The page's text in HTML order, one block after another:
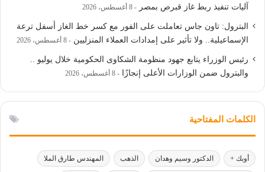
آليات تنفيذ ربط غاز قبرص بمصر
8 أغسطس، 2026
البترول: تاون جاس تعاملت على الفور مع كسر خط الغاز أسفل ترعة
الإسماعيلية.. ولا تأثير على إمدادات العملاء المنزليين
8 أغسطس، 2026
رئيس الوزراء يتابع جهود منظومة الشكاوى الحكومية خلال يوليو ..
والبترول ضمن الوزارات الأعلى إنجازًا
8 أغسطس، 2026
الكلمات المفتاحية
أوبك + الدكتور وسيم وهدان الذهب المهندس طارق الملا